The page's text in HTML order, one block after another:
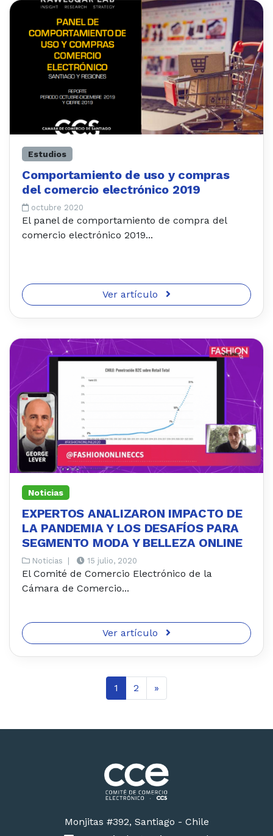
Estudios
Comportamiento de uso y compras
del comercio electrónico 2019
octubre 2020
El panel de comportamiento de compra del
comercio electrónico 2019...
Ver artículo
Noticias
EXPERTOS ANALIZARON IMPACTO DE
LA PANDEMIA Y LOS DESAFÍOS PARA
SEGMENTO MODA Y BELLEZA ONLINE
Noticias 15 julio, 2020
El Comité de Comercio Electrónico de la
Cámara de Comercio...
Ver artículo
1 2 »
Monjitas #392, Santiago - Chile